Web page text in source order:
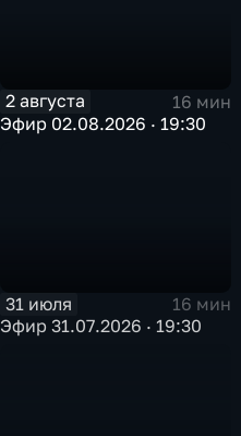
2 августа
16 мин
Эфир 02.08.2026 · 19:30
31 июля
16 мин
Эфир 31.07.2026 · 19:30